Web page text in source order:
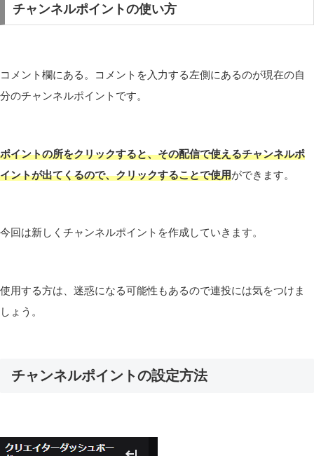
チャンネルポイントの使い方
コメント欄にある。コメントを入力する左側にあるのが現在の自
分のチャンネルポイントです。
ポイントの所をクリックすると、その配信で使えるチャンネルポ
イントが出てくるので、クリックすることで使用ができます。
今回は新しくチャンネルポイントを作成していきます。
使用する方は、迷惑になる可能性もあるので連投には気をつけま
しょう。
チャンネルポイントの設定方法